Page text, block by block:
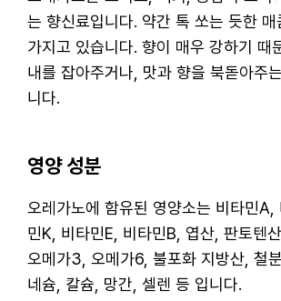
는 향신료입니다. 약간 톡 쏘는 듯한
가지고 있습니다. 향이 매우 강하기 때
내를 잡아주거나, 맛과 향을 북돋아주
니다.
영양 성분
오레가노에 함유된 영양소는 비타민
민K, 비타민E, 비타민B, 엽산, 판토텐
오메가3, 오메가6, 불포화 지방산, 철
네슘, 칼슘, 망간, 셀렌 등 입니다.